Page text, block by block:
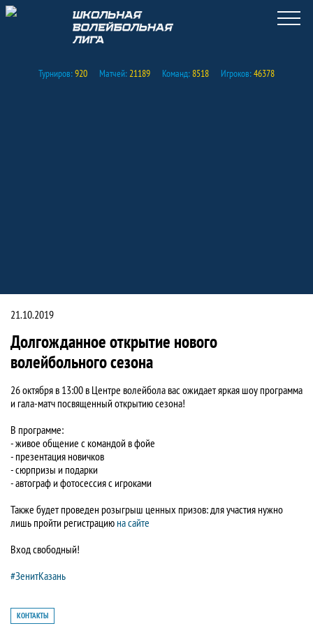
Турниров:920 Матчей:21189 Команд:8518 Игроков:46378
21.10.2019
​Долгожданное открытие нового
волейбольного сезона
26 октября в 13:00 в Центре волейбола вас ожидает яркая шоу программа
и гала-матч посвященный открытию сезона!
В программе:
- живое общение с командой в фойе
- презентация новичков
- сюрпризы и подарки
- автограф и фотосессия с игроками
Также будет проведен розыгрыш ценных призов: для участия нужно
лишь пройти регистрацию на сайте
Вход свободный!
#ЗенитКазань
КОНТАКТЫ